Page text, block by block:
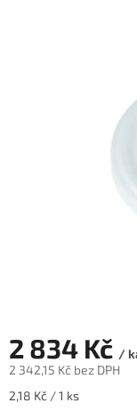
2 834 Kč /
2 342,15 Kč bez DPH
Měrná
2,18 Kč / 1 ks